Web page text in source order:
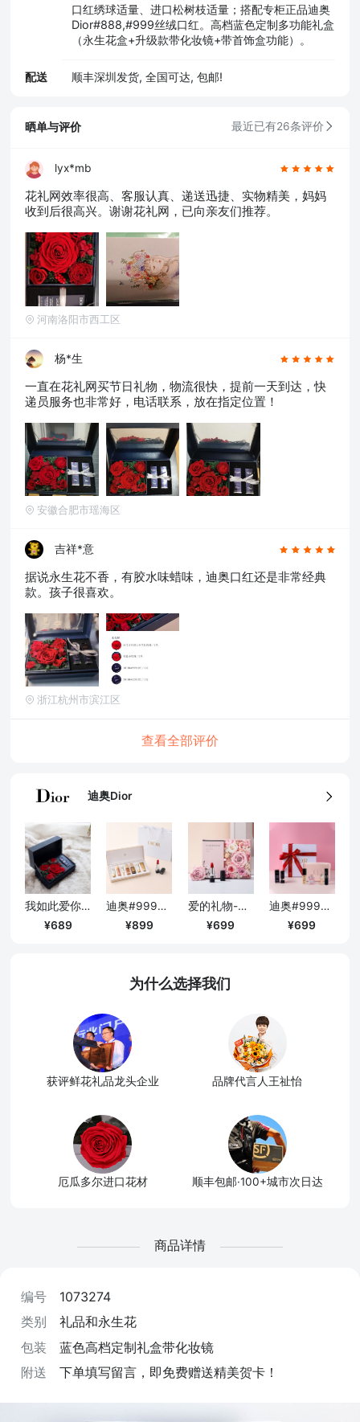
口红绣球适量、进口松树枝适量；搭配专柜正品迪奥
Dior#888,#999丝绒口红。高档蓝色定制多功能礼盒
（永生花盒+升级款带化妆镜+带首饰盒功能）。
配送 顺丰深圳发货, 全国可达, 包邮!
晒单与评价 最近已有26条评价
lyx*mb
花礼网效率很高、客服认真、递送迅捷、实物精美，妈妈
收到后很高兴。谢谢花礼网，已向亲友们推荐。
河南洛阳市西工区
杨*生
一直在花礼网买节日礼物，物流很快，提前一天到达，快
递员服务也非常好，电话联系，放在指定位置！
安徽合肥市瑶海区
吉祥*意
据说永生花不香，有胶水味蜡味，迪奥口红还是非常经典
款。孩子很喜欢。
浙江杭州市滨江区
查看全部评价
迪奥Dior
我如此爱你-口红款#999丝绒
689
迪奥#999丝绒口红+迪奥花秘探索礼遇
899
爱的礼物-迪奥全新口红#999丝绒永生花高定礼盒
699
迪奥#999丝绒口红+迪奥彩妆香氛套装
699
为什么选择我们
获评鲜花礼品龙头企业 品牌代言人王祉怡
厄瓜多尔进口花材 顺丰包邮·100+城市次日达
商品详情
编号
1073274
类别
礼品和永生花
包装
蓝色高档定制礼盒带化妆镜
附送
下单填写留言，即免费赠送精美贺卡！